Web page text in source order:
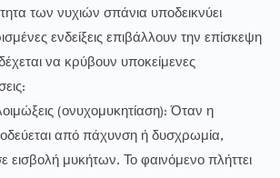
των νυχιών σπάνια υποδεικνύει
ενδείξεις επιβάλλουν την επίσκεψη
να κρύβουν υποκείμενες
(ονυχομυκητίαση): Όταν η
από πάχυνση ή δυσχρωμία,
εισβολή μυκήτων. Το φαινόμενο πλήττει